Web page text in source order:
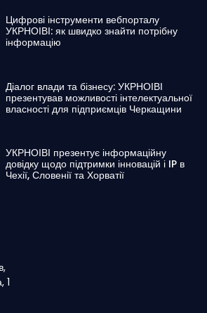
Цифрові інструменти вебпорталу
УКРНОІВІ: як швидко знайти потрібну
інформацію
Діалог влади та бізнесу: УКРНОІВІ
презентував можливості інтелектуальної
власності для підприємців Черкащини
УКРНОІВІ презентує інформаційну
довідку щодо підтримки інновацій і IP в
Чехії, Словенії та Хорватії
1